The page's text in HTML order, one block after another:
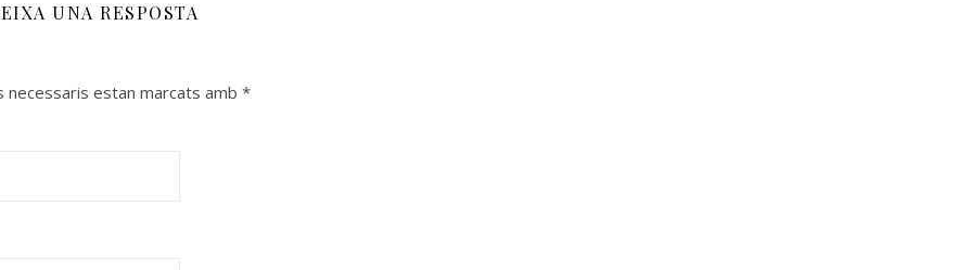
UNA RESPOSTA
necessaris estan marcats amb *